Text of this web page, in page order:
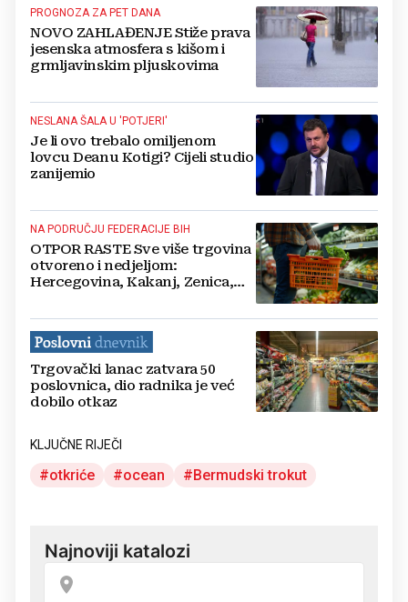
PROGNOZA ZA PET DANA
NOVO ZAHLAĐENJE Stiže prava
jesenska atmosfera s kišom i
grmljavinskim pljuskovima
NESLANA ŠALA U 'POTJERI'
Je li ovo trebalo omiljenom
lovcu Deanu Kotigi? Cijeli studio
zanijemio
NA PODRUČJU FEDERACIJE BIH
OTPOR RASTE Sve više trgovina
otvoreno i nedjeljom:
Hercegovina, Kakanj, Zenica,
Trgovački lanac zatvara 50
poslovnica, dio radnika je već
dobilo otkaz
KLJUČNE RIJEČI
otkriće ocean Bermudski trokut